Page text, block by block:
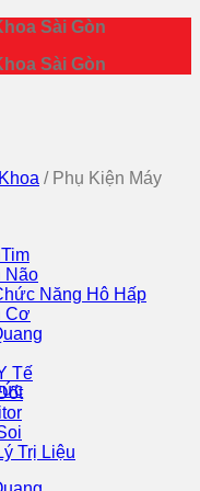
Sài Gòn
Sài Gòn
Não
Năng Hô Hấp
Cơ
Tế
Trị Liệu
/Phụ Kiện Máy